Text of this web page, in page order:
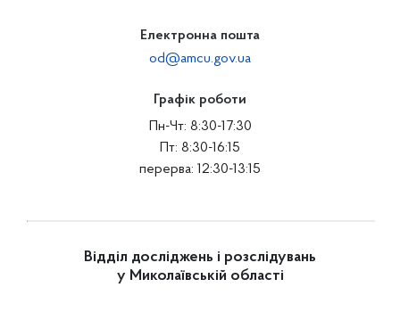
Електронна пошта
od@amcu.gov.ua
Графік роботи
Пн-Чт: 8:30-17:30
Пт: 8:30-16:15
перерва: 12:30-13:15
Відділ досліджень і розслідувань
у Миколаївській області